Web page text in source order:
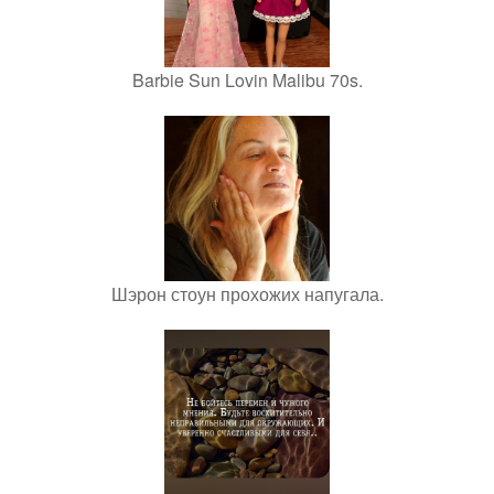
Barbie Sun Lovin Malibu 70s.
Шэрон стоун прохожих напугала.